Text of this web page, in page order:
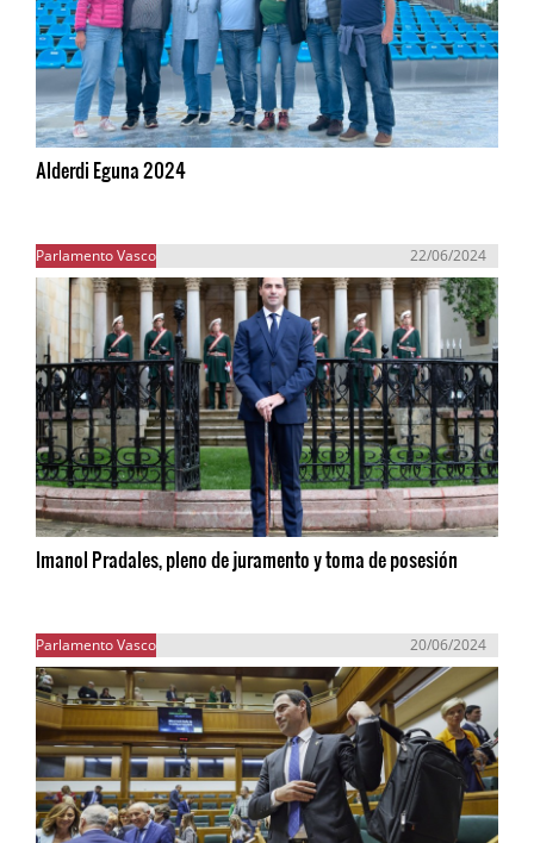
Alderdi Eguna 2024
Parlamento Vasco 22/06/2024
Imanol Pradales, pleno de juramento y toma de posesión
Parlamento Vasco 20/06/2024